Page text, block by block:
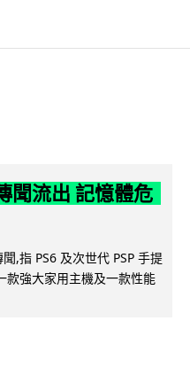
聞流出 記憶體危
,指 PS6 及次世代 PSP 手提
款強大家用主機及一款性能